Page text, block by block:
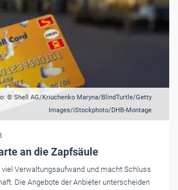
© Shell AG/Kriuchenko Maryna/BlindTurtle/Getty
Images/iStockphoto/DHB-Montage
an die Zapfsäule
viel Verwaltungsaufwand und macht Schluss
Die Angebote der Anbieter unterscheiden